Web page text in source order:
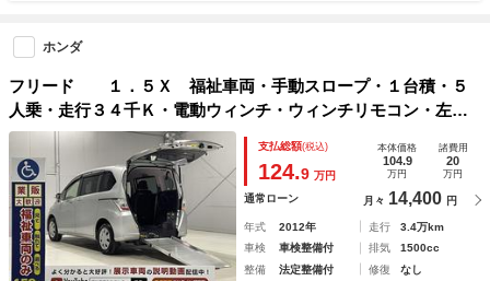
ホンダ
フリード １．５Ｘ 福祉車両・手動スロープ・１台積・５
人乗・走行３４千Ｋ・電動ウィンチ・ウィンチリモコン・左電
動スライドドア・ＴＶ・ナビ・Ｂカメラ・キーレス・ラッシン
グベルト・左右ＳＤ昇降グチ手すり付・禁煙車
支払総額(税込)
124.9 万円
本体価格
104.9
万円
諸費用
20
万円
通常ローン 月々 14,400 円
年式 2012年 走行
3.4万km
車検
車検整備付 排気
1500cc
整備
法定整備付 修復
なし